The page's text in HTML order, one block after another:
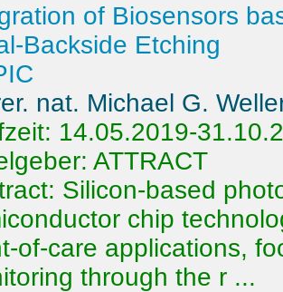
of Biosensors
Backside Etching
nat. Michael G.
14.05.2019-
ATTRACT
Silicon-based
chip
of-care applications,
through the r ...